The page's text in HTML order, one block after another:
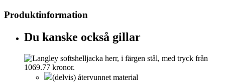
Produktinformation
Du kanske också gillar
(delvis) återvunnet material